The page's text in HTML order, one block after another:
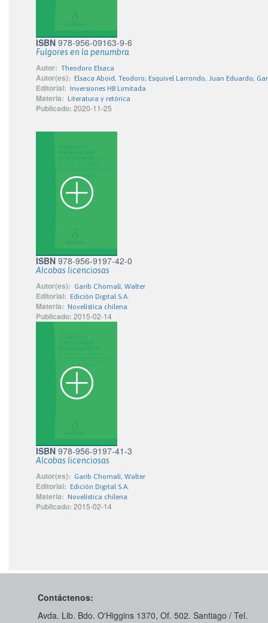
ISBN 978-956-09163-9-6
Fulgores en la penumbra
Autor: Theodoro Elsaca
Autor(es): Elsaca Aboid, Teodoro; Esquivel Larrondo, Juan Eduardo;
Editorial: Inversiones HB Limitada
Materia: Literatura y retórica
Publicado: 2020-11-25
ISBN 978-956-9197-42-0
Alcobas licenciosas
Autor(es): Garib Chomalí, Walter
Editorial: Edición Digital S.A.
Materia: Novelística chilena
Publicado: 2015-02-14
ISBN 978-956-9197-41-3
Alcobas licenciosas
Autor(es): Garib Chomalí, Walter
Editorial: Edición Digital S.A.
Materia: Novelística chilena
Publicado: 2015-02-14
Contáctenos:
Avda. Lib. Bdo. O'Higgins 1370, Of. 502. Santiago / Tel.